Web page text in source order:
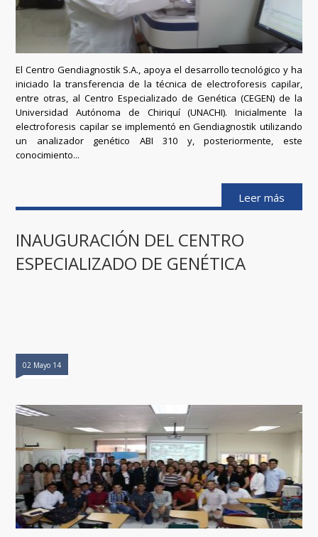
El Centro Gendiagnostik S.A., apoya el desarrollo tecnológico y ha
iniciado la transferencia de la técnica de electroforesis capilar,
entre otras, al Centro Especializado de Genética (CEGEN) de la
Universidad Autónoma de Chiriquí (UNACHI). Inicialmente la
electroforesis capilar se implementó en Gendiagnostik utilizando
un analizador genético ABI 310 y, posteriormente, este
conocimiento...
Leer más
INAUGURACIÓN DEL CENTRO
ESPECIALIZADO DE GENÉTICA
02 Mayo 14